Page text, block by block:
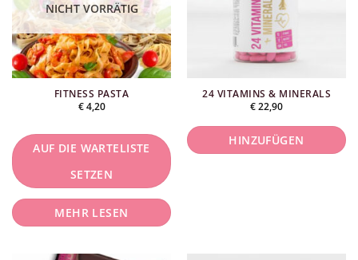
Varianten
erhältlich.
Die
Optionen
können
Produktseite
ausgewählt
werden.
Varianten
erhältlich.
Optionen
können
auf
Produktseite
ausgewählt
NICHT VORRÄTIG
FITNESS PASTA
€4,20
AUF DIE WARTELISTE
SETZEN
MEHR LESEN
24 VITAMINS & MINERALS
€22,90
HINZUFÜGEN